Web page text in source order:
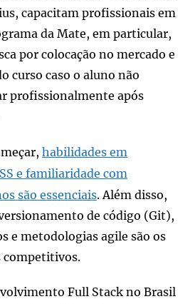
capacitam profissionais em
da Mate, em particular,
por colocação no mercado e
curso caso o aluno não
profissionalmente após
habilidades em
e familiaridade com
são essenciais. Além disso,
de código (Git),
e metodologias agile são os
competitivos.
Full Stack no Brasil